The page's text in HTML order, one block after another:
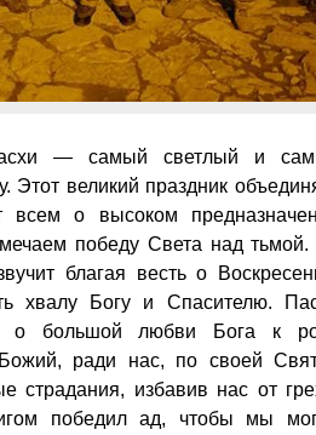
— самый светлый и
Этот великий праздник
всем о высоком
победу Света над тьмой.
благая весть о
хвалу Богу и Спасителю.
о большой любви Бога к
ради нас, по своей
страдания, избавив нас от
победил ад, чтобы мы